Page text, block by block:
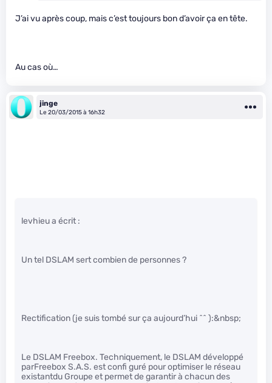
J’ai vu après coup, mais c’est toujours bon d’avoir ça en tête.
Au cas où…
jinge
Le 20/03/2015 à 16h32
levhieu a écrit :
Un tel DSLAM sert combien de personnes ?
Rectification (je suis tombé sur ça aujourd’hui ^^ ):&nbsp;
Le DSLAM Freebox. Techniquement, le DSLAM développé
parFreebox S.A.S. est confi guré pour optimiser le réseau
existantdu Groupe et permet de garantir à chacun des